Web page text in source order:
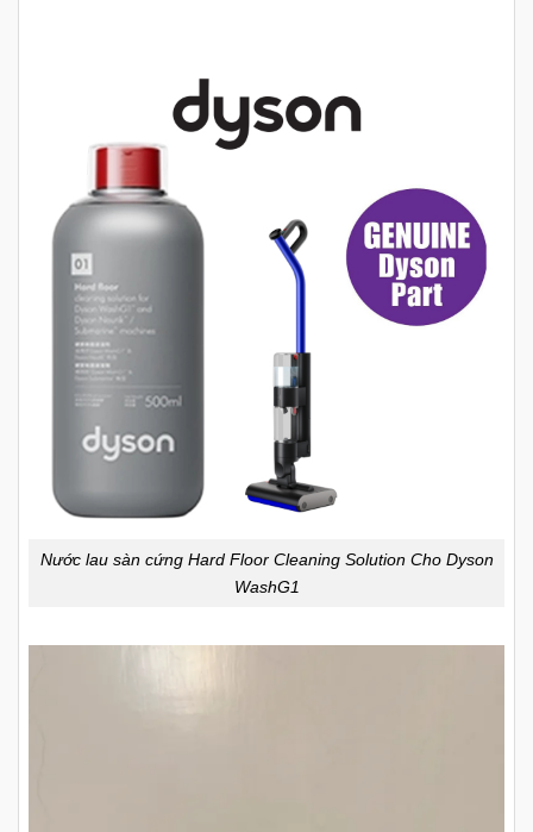
Nước lau sàn cứng Hard Floor Cleaning Solution Cho Dyson
WashG1